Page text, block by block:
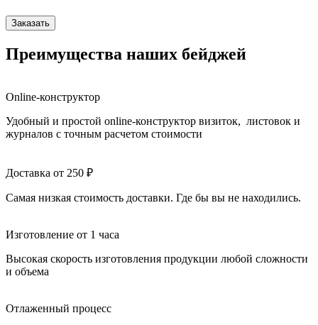
Заказать
Преимущества наших бейджей
Online-конструктор
Удобный и простой online-конструктор визиток, листовок и
журналов с точным расчетом стоимости
Доставка от 250 ₽
Самая низкая стоимость доставки. Где бы вы не находились.
Изготовление от 1 часа
Высокая скорость изготовления продукции любой сложности
и объема
Отлаженный процесс